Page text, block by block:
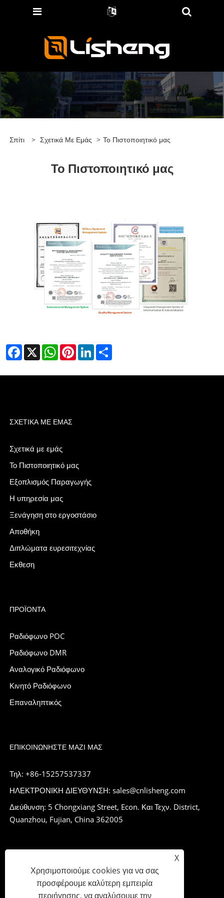
Σπίτι > Σχετικά Με Εμάς > Το Πιστοποιητικό μας
Το Πιστοποιητικό μας
Facebook
X WhatsAppPinterestLinkedIn
ΣΧΕΤΙΚΆ ΜΕ ΕΜΆΣ
Σχετικά με εμάς
Το Πιστοποιητικό μας
Εξοπλισμός Παραγωγής
Η υπηρεσία μας
Ξενάγηση στο εργοστάσιο
Αποθήκη
Διπλώματα ευρεσιτεχνίας
Εκθεση
ΠΡΟΪΌΝΤΑ
Ραδιόφωνο POC
Ραδιόφωνο DMR
Αναλογικό Ραδιόφωνο
Κινητό Ραδιόφωνο
Επαναληπτικός
ΕΠΙΚΟΙΝΩΝΉΣΤΕ ΜΑΖΊ ΜΑΣ
Τηλ: +86-15257537337
ΗΛΕΚΤΡΟΝΙΚΗ ΔΙΕΥΘΥΝΣΗ: sales@cnlisheng.com
Διεύθυνση: 5 Chongxiang Street, Econ. Και Τεχν. District,
Quanzhou, Fujian, China 362005
X
Χρησιμοποιούμε cookies για να σας
προσφέρουμε καλύτερη εμπειρία
περιήγησης, να αναλύσουμε την